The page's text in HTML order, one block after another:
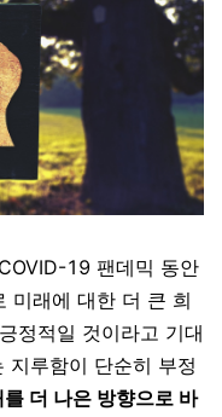
19 팬데믹 동안
미래에 대한 더 큰 희
정적일 것이라고 기대
지루함이 단순히 부정
를 더 나은 방향으로 바